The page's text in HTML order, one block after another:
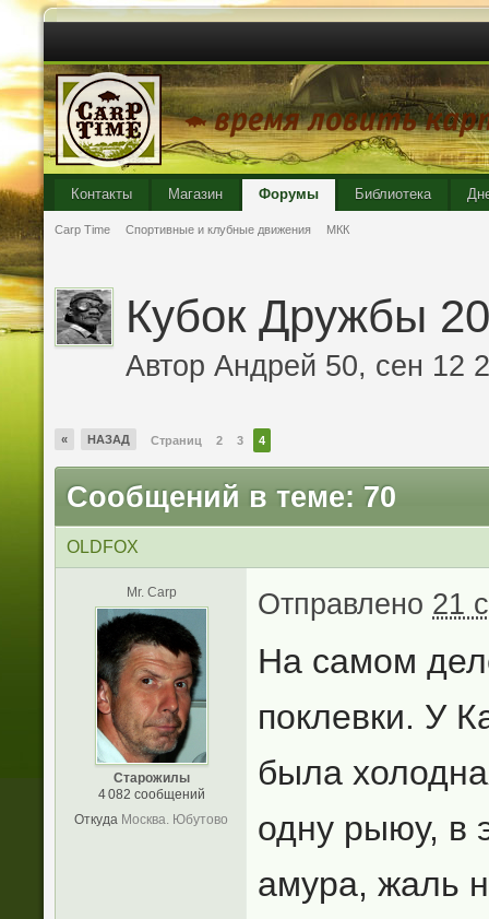
Контакты Магазин Форумы Библиотека
Carp Time Спортивные и клубные движения МКК
Кубок Дружбы
Автор Андрей 50, сен 12
« НАЗАД Страниц 2 3 4
Сообщений в теме: 70
OLDFOX
Mr. Carp
Старожилы
4 082 сообщений
Откуда Москва. Юбутово
Отправлено 21
На самом
поклевки. У
была
одну рыюу, в
амура, жаль